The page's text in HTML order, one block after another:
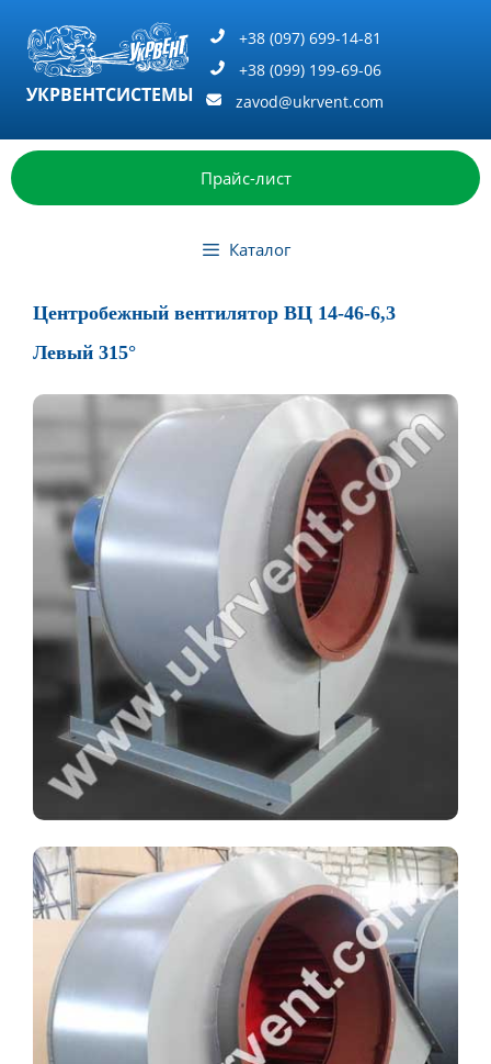
содержимому
УКРВЕНТСИСТЕМЫ
+38 (097) 699-14-81
+38 (099) 199-69-06
zavod@ukrvent.com
Прайс-лист
Каталог
Центробежный вентилятор ВЦ 14-46-6,3
Левый 315°